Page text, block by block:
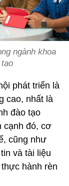
ngành khoa
phát triển là
cao, nhất là
đào tạo
cạnh đó, cơ
cũng như
và tài liệu
hành rèn